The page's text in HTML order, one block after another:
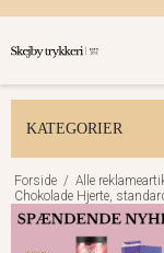
KATEGORIER
Forside / Alle
Chokolade Hjerte,